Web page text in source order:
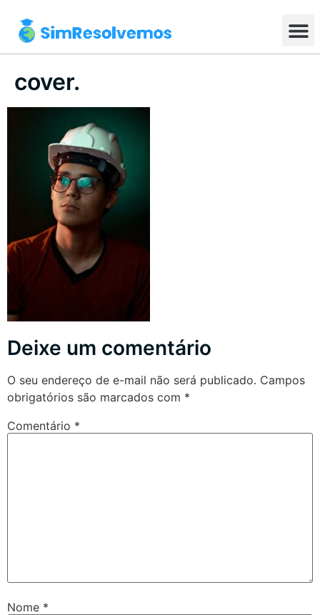
cover.
Deixe um comentário
O seu endereço de e-mail não será publicado. Campos
obrigatórios são marcados com *
Comentário *
Nome *